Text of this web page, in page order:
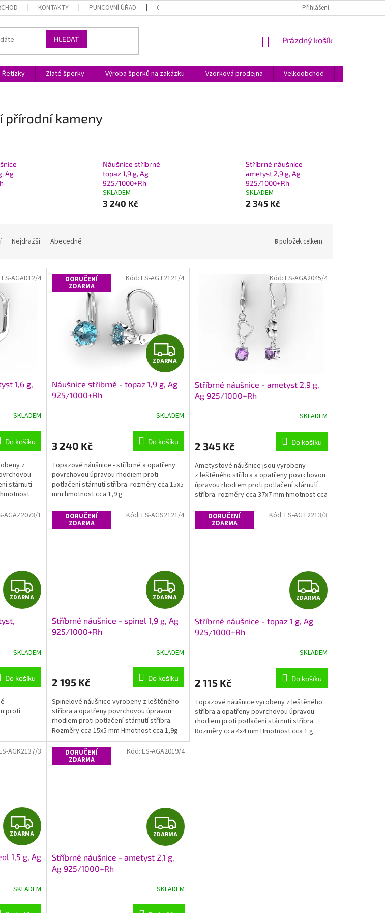
KONTAKTY PUNCOVNÍ ÚŘAD O JEWSTONE A ŠPERCÍCH OBCHODNÍ PODMÍNKY
Přihlášení
HLEDAT
NÁKUPNÍ
Prázdný košík
Řetízky Zlaté šperky Výroba šperků na zakázku Vzorková prodejna Velkoobchod
přírodní kameny
–
Ag
Náušnice stříbrné -
topaz 1,9 g, Ag
925/1000+Rh
SKLADEM
3 240 Kč
Stříbrné náušnice -
ametyst 2,9 g, Ag
925/1000+Rh
SKLADEM
2 345 Kč
Nejdražší Abecedně 8položek celkem
1,6 g,
SKLADEM
Do košíku
z
stárnutí
ES-AGAD12/4 DORUČENÍ
ZDARMA
Z
D
A
R
M
A
ZDARMA
Náušnice stříbrné - topaz 1,9 g, Ag
925/1000+Rh
SKLADEM
3 240 Kč Do košíku
Topazové náušnice - stříbrné a opatřeny
povrchovou úpravou rhodiem proti
potlačení stárnutí stříbra. rozměry cca 15x5
mm hmotnost cca 1,9 g
Kód: ES-AGT2121/4
Stříbrné náušnice - ametyst 2,9 g,
Ag 925/1000+Rh
SKLADEM
2 345 Kč Do košíku
Ametystové náušnice jsou vyrobeny
z leštěného stříbra a opatřeny povrchovou
úpravou rhodiem proti potlačení stárnutí
stříbra. rozměry cca 37x7 mm hmotnost cca
2,9 g
Kód: ES-AGA2045/4
Z
D
R
M
A
ZDARMA
SKLADEM
Do košíku
proti
AGAZ2073/1 DORUČENÍ
ZDARMA
Z
D
A
R
M
A
ZDARMA
Stříbrné náušnice - spinel 1,9 g, Ag
925/1000+Rh
SKLADEM
2 195 Kč Do košíku
Spinelové náušnice vyrobeny z leštěného
stříbra a opatřeny povrchovou úpravou
rhodiem proti potlačení stárnutí stříbra.
Rozměry cca 15x5 mm Hmotnost cca 1,9g
Kód: ES-AGS2121/4 DORUČENÍ
ZDARMA
Z
D
R
M
A
ZDARMA
Stříbrné náušnice - topaz 1 g, Ag
925/1000+Rh
SKLADEM
2 115 Kč Do košíku
Topazové náušnice vyrobeny z leštěného
stříbra a opatřeny povrchovou úpravou
rhodiem proti potlačení stárnutí stříbra.
Rozměry cca 4x4 mm Hmotnost cca 1 g
Kód: ES-AGT2213/3
Z
D
A
R
M
ZDARMA
1,5 g, Ag
SKLADEM
AGK2137/3 DORUČENÍ
ZDARMA
Z
D
R
M
ZDARMA
Stříbrné náušnice - ametyst 2,1 g,
Ag 925/1000+Rh
SKLADEM
Kód: ES-AGA2019/4